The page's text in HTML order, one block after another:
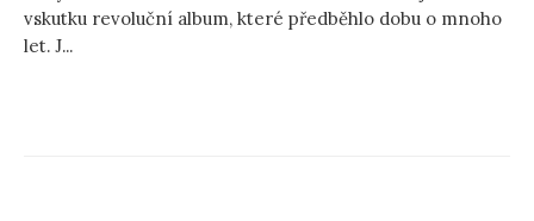
vskutku revoluční album, které předběhlo dobu o mnoho
let. J...